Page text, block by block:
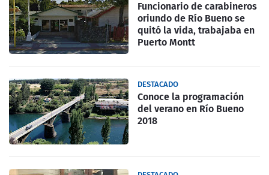
Funcionario de carabineros
oriundo de Río Bueno se
quitó la vida, trabajaba en
Puerto Montt
DESTACADO
Conoce la programación
del verano en Río Bueno
2018